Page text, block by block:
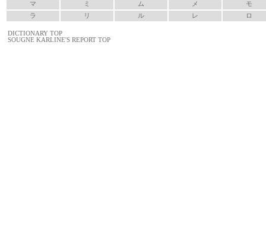
マ
ミ ム メ
モ
ラ
リ ル レ ロ
DICTIONARY TOP
SOUGNE KARLINE'S REPORT TOP